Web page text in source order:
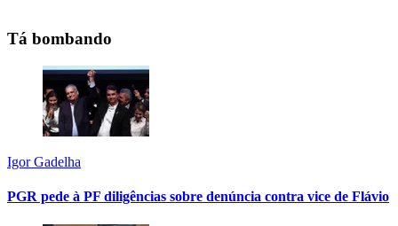
Tá bombando
Igor Gadelha
PGR pede à PF diligências sobre denúncia contra vice de Flávio